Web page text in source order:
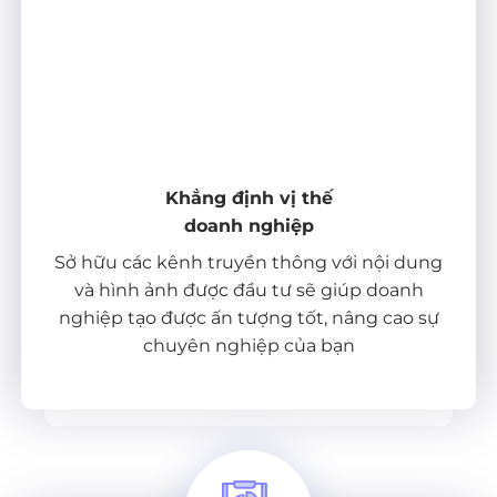
Khẳng định vị thế
doanh nghiệp
Sở hữu các kênh truyền thông với nội dung
và hình ảnh được đầu tư sẽ giúp doanh
nghiệp tạo được ấn tượng tốt, nâng cao sự
chuyên nghiệp của bạn